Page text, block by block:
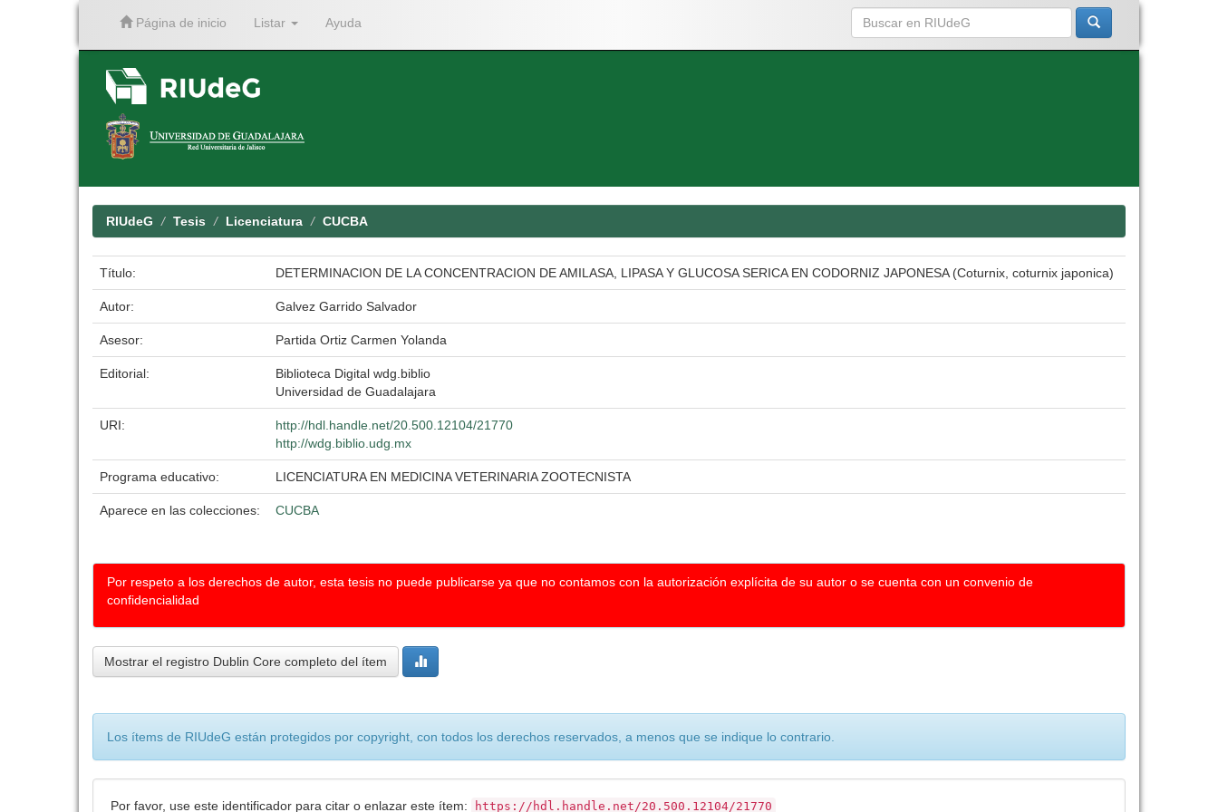
Página de inicio Listar Ayuda
RIUdeG Tesis Licenciatura CUCBA
Título: DETERMINACION DE LA CONCENTRACION DE AMILASA, LIPASA Y GLUCOSA SERICA EN CODORNIZ JAPONESA (Coturnix, coturnix japonica)
Autor: Galvez Garrido Salvador
Asesor: Partida Ortiz Carmen Yolanda
Editorial:
Biblioteca Digital wdg.biblio
Universidad de Guadalajara
URI:
http://hdl.handle.net/20.500.12104/21770
http://wdg.biblio.udg.mx
Programa educativo: LICENCIATURA EN MEDICINA VETERINARIA ZOOTECNISTA
Aparece en las colecciones: CUCBA
Por respeto a los derechos de autor, esta tesis no puede publicarse ya que no contamos con la autorización explícita de su autor o se cuenta con un convenio de
confidencialidad
Mostrar el registro Dublin Core completo del ítem
Los ítems de RIUdeG están protegidos por copyright, con todos los derechos reservados, a menos que se indique lo contrario.
Por favor, use este identificador para citar o enlazar este ítem: https://hdl.handle.net/20.500.12104/21770